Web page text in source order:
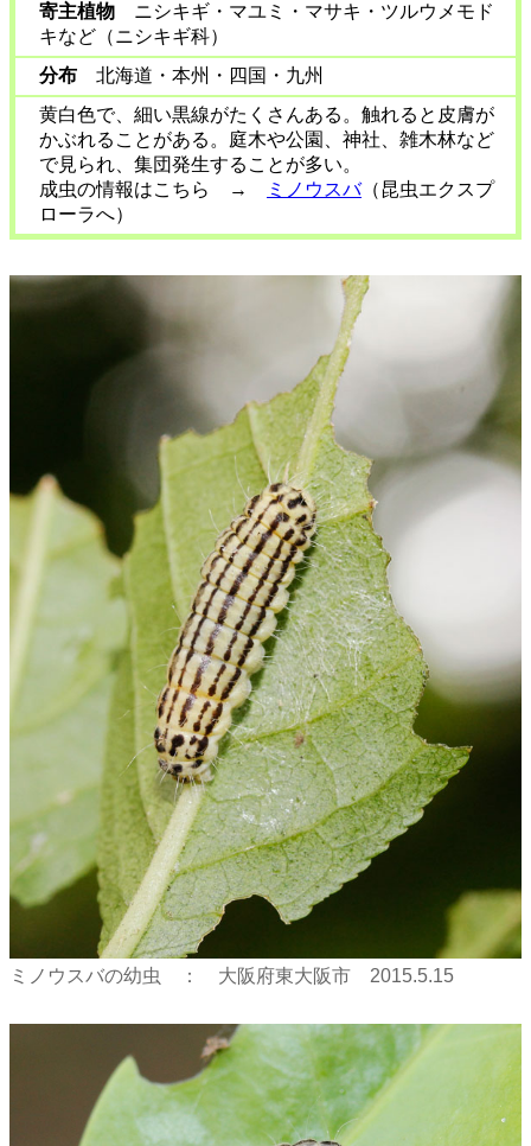
寄主植物 ニシキギ・マユミ・マサキ・ツルウメモド
キなど（ニシキギ科）
分布 北海道・本州・四国・九州
黄白色で、細い黒線がたくさんある。触れると皮膚が
かぶれることがある。庭木や公園、神社、雑木林など
で見られ、集団発生することが多い。
成虫の情報はこちら →
ミノウスバ（昆虫エクスプ
ローラへ）
ミノウスバの幼虫 ： 大阪府東大阪市 2015.5.15